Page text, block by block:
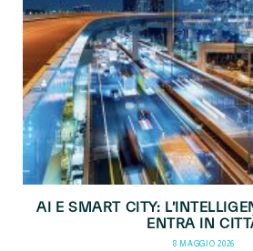
AI E SMART CITY:
ENTRA IN
8 MAGGIO 2026